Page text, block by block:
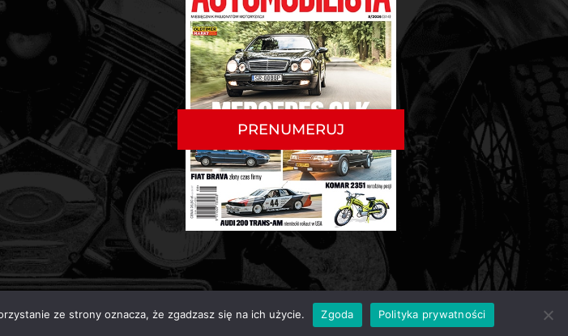
PRENUMERUJ
ze strony oznacza, że zgadzasz się na ich użycie. Zgoda Polityka prywatności